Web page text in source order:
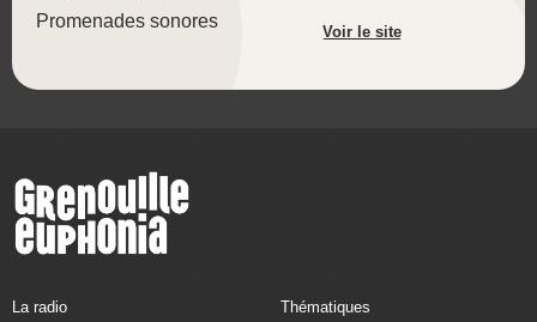
Promenades sonores
Voir le site
La radio Thématiques